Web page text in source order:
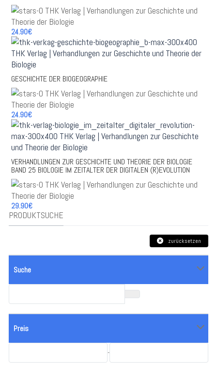
24.90€
GESCHICHTE DER BIOGEOGRAPHIE
24.90€
VERHANDLUNGEN ZUR GESCHICHTE UND THEORIE DER BIOLOGIE
BAND 25 BIOLOGIE IM ZEITALTER DER DIGITALEN (R)EVOLUTION
29.90€
PRODUKTSUCHE
zurücksetzen
Suche
Preis
-